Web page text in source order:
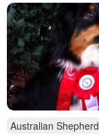
Australian Shepherd